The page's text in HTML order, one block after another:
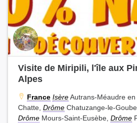
Visite de Miripili, l'île aux
Alpes
France IsèreAutrans-Méaudre en
Chatte, Drôme Chatuzange-le-
Drôme Mours-Saint-Eusèbe, Drôme